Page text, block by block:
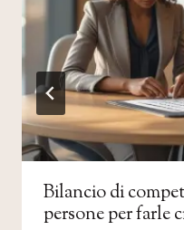
Bilancio di
persone per farle